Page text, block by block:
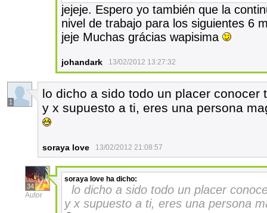
jejeje. Espero yo también que la
nivel de trabajo para los siguientes 6
jeje Muchas grácias wapisima
johandark 13/02/2012 13:27:32
1
lo dicho a sido todo un placer conocer
y x supuesto a ti, eres una persona
soraya love 13/02/2012 21:08:57
34
Autor
soraya love ha dicho:
lo dicho a sido todo un placer
y x supuesto a ti, eres una persona